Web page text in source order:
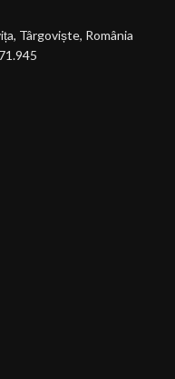
Târgoviște, România